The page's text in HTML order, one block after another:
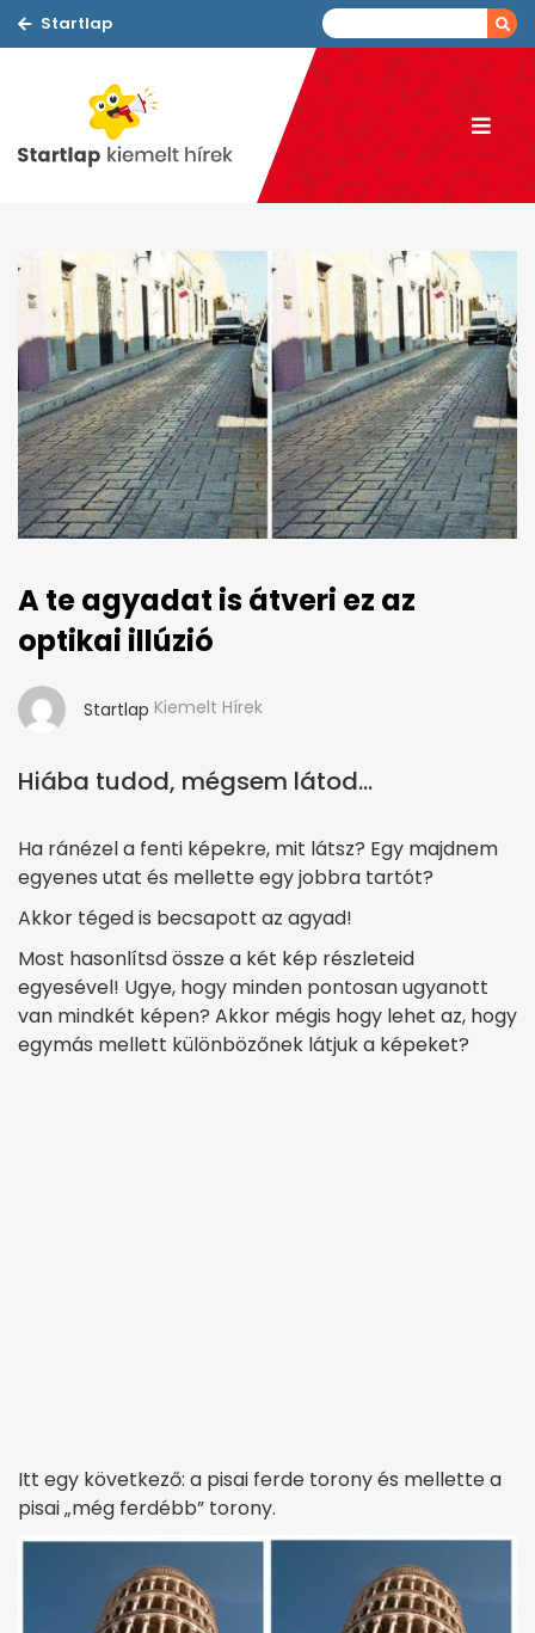
Startlap
A te agyadat is átveri ez az
optikai illúzió
Startlap Kiemelt Hírek
Hiába tudod, mégsem látod...
Ha ránézel a fenti képekre, mit látsz? Egy majdnem
egyenes utat és mellette egy jobbra tartót?
Akkor téged is becsapott az agyad!
Most hasonlítsd össze a két kép részleteid
egyesével! Ugye, hogy minden pontosan ugyanott
van mindkét képen? Akkor mégis hogy lehet az, hogy
egymás mellett különbözőnek látjuk a képeket?
Itt egy következő: a pisai ferde torony és mellette a
pisai „még ferdébb” torony.